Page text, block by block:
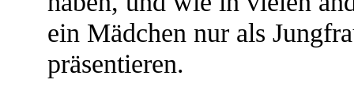
ein Mädchen nur als
präsentieren.